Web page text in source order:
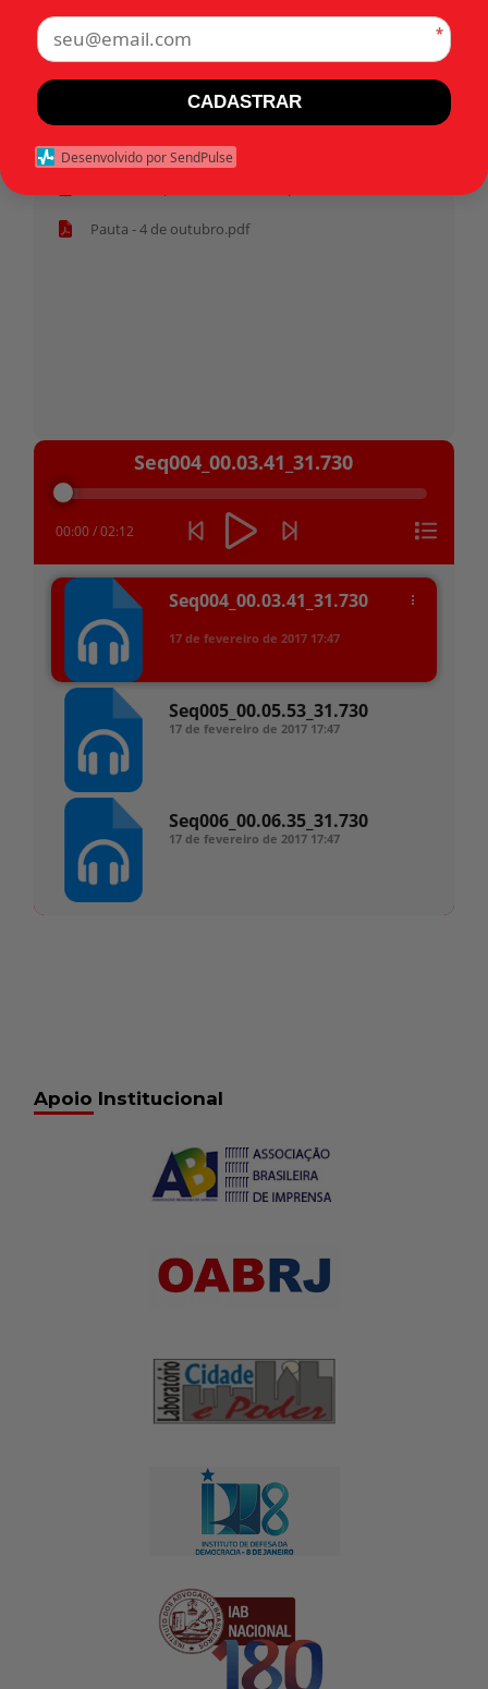
Tags:
Início
Pauta - 4 de outubro.pdf
Tocador
áudio
Seq004_00.03.41_31.730
00:00 /02:12
Seq004_00.03.41_31.730
17 de fevereiro de 2017 17:47
Seq005_00.05.53_31.730
17 de fevereiro de 2017 17:47
Seq006_00.06.35_31.730
17 de fevereiro de 2017 17:47
Apoio Institucional
*
CADASTRAR
Desenvolvido por SendPulse